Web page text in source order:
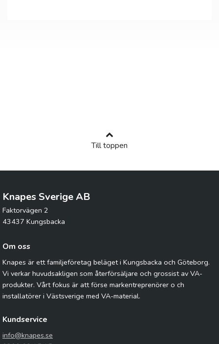
Till toppen
Knapes Sverige AB
Faktorvägen 2
43437 Kungsbacka
Om oss
Knapes är ett familjeföretag beläget i Kungsbacka och Göteborg.
Vi verkar huvudsakligen som återförsäljare och grossist av VA-
produkter. Vårt fokus är att förse markentreprenörer o ch
installatörer i Västsverige med VA-material.
Kundservice
info@knapes.se